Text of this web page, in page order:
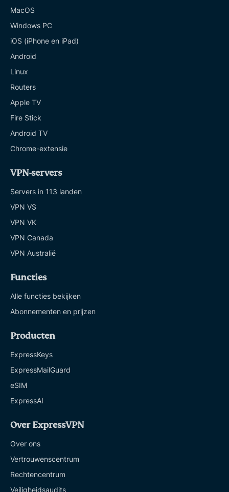
MacOS
Windows PC
iOS (iPhone en iPad)
Android
Linux
Routers
Apple TV
Fire Stick
Android TV
Chrome-extensie
VPN-servers
Servers in 113 landen
VPN VS
VPN VK
VPN Canada
VPN Australië
Functies
Alle functies bekijken
Abonnementen en prijzen
Producten
ExpressKeys
ExpressMailGuard
eSIM
ExpressAI
Over ExpressVPN
Over ons
Vertrouwenscentrum
Rechtencentrum
Veiligheidsaudits